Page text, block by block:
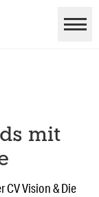
mit
CV Vision & Die